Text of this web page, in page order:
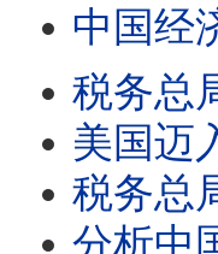
中国经
税务总
美国迈
税务总局开始
分析中